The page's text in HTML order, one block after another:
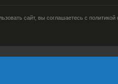
сайт, вы соглашаетесь с политикой
язык ОС и
и